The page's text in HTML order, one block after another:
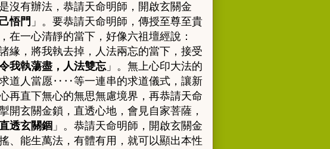
沒有辦法，恭請天命明師，開啟玄關金
悟門 」。 要恭請天命明師，傳授至尊至貴
在一心清靜的當下，好像六祖壇經說：
緣 ， 將我執去掉，人法兩忘的當下，接受
我執蕩盡，人法雙忘」。 無上心印大法的
道人當愿‥‥等一連串的求道儀式，讓新
再直下無心的無思無慮境界，再恭請天命
開玄關金鎖，直透心地，會見自家菩薩，
透玄關錮 」。 恭請天命明師，開啟玄關金
、能生萬法，有體有用，就可以顯出本性